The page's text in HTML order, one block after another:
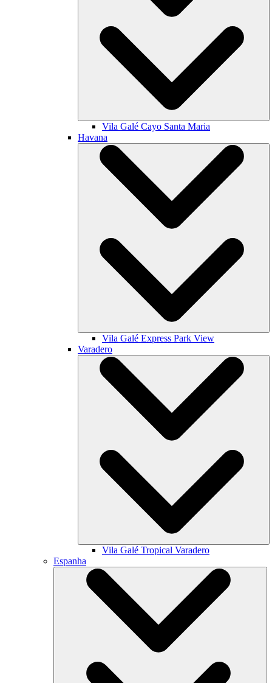
Vila Galé Cayo Santa Maria
Havana
Vila Galé Express Park View
Varadero
Vila Galé Tropical Varadero
Espanha